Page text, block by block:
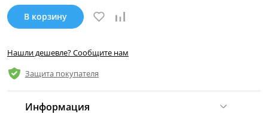
В корзину
Нашли дешевле? Сообщите нам
Защита покупателя
Информация